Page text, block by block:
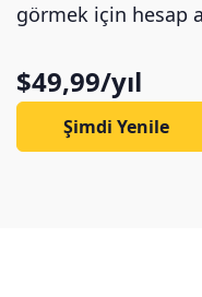
görmek için hesap
$49,99/yıl
Şimdi Yenile